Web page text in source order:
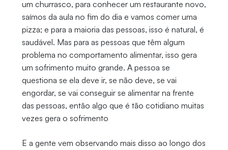
um churrasco, para conhecer um restaurante novo,
saímos da aula no fim do dia e vamos comer uma
pizza; e para a maioria das pessoas, isso é natural, é
saudável. Mas para as pessoas que têm algum
problema no comportamento alimentar, isso gera
um sofrimento muito grande. A pessoa se
questiona se ela deve ir, se não deve, se vai
engordar, se vai conseguir se alimentar na frente
das pessoas, então algo que é tão cotidiano muitas
vezes gera o sofrimento
E a gente vem observando mais disso ao longo dos